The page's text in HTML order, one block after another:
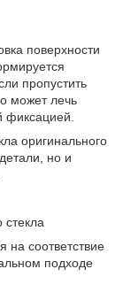
поверхности
пропустить
может лечь
фиксацией.
оригинального
но и
стекла
на соответствие
подходе